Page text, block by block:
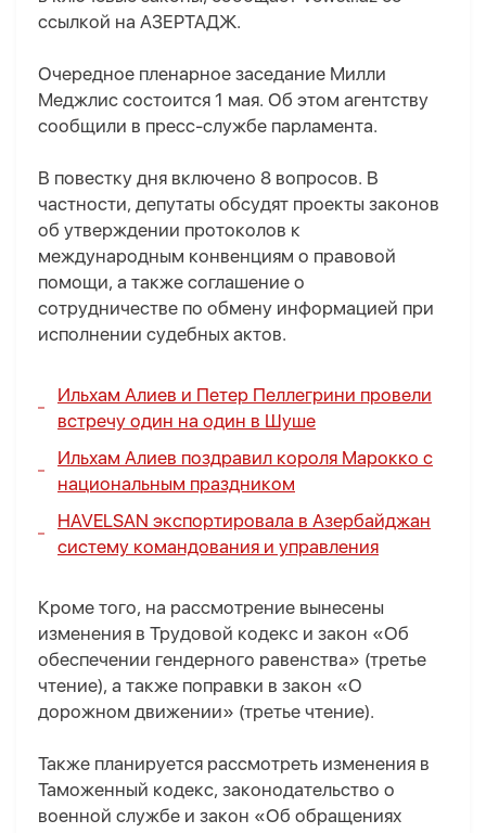
ссылкой на АЗЕРТАДЖ.
Очередное пленарное заседание Милли
Меджлис состоится 1 мая. Об этом агентству
сообщили в пресс-службе парламента.
В повестку дня включено 8 вопросов. В
частности, депутаты обсудят проекты законов
об утверждении протоколов к
международным конвенциям о правовой
помощи, а также соглашение о
сотрудничестве по обмену информацией при
исполнении судебных актов.
Ильхам Алиев и Петер Пеллегрини провели
встречу один на один в Шуше
Ильхам Алиев поздравил короля Марокко с
национальным праздником
HAVELSAN экспортировала в Азербайджан
систему командования и управления
Кроме того, на рассмотрение вынесены
изменения в Трудовой кодекс и закон «Об
обеспечении гендерного равенства» (третье
чтение), а также поправки в закон «О
дорожном движении» (третье чтение).
Также планируется рассмотреть изменения в
Таможенный кодекс, законодательство о
военной службе и закон «Об обращениях